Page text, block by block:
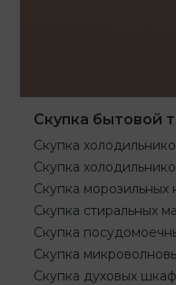
Скупка бытовой
Скупка
Скупка
Скупка морозильных
Скупка стиральных
Скупка
Скупка
Скупка духовых